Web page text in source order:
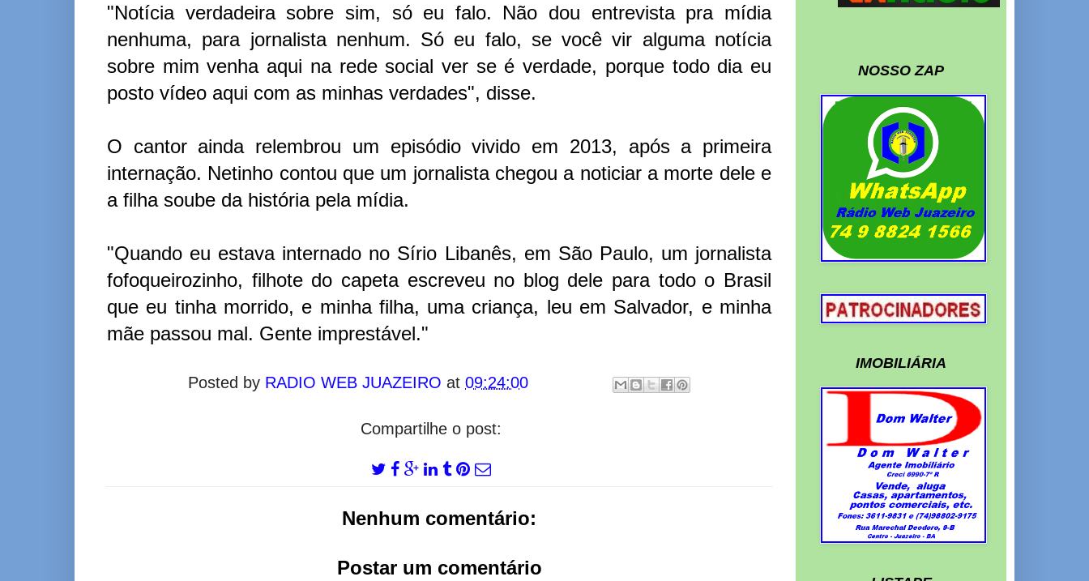
"Notícia verdadeira sobre sim, só eu falo. Não dou entrevista pra mídia
nenhuma, para jornalista nenhum. Só eu falo, se você vir alguma notícia
sobre mim venha aqui na rede social ver se é verdade, porque todo dia eu
posto vídeo aqui com as minhas verdades", disse.
O cantor ainda relembrou um episódio vivido em 2013, após a primeira
internação. Netinho contou que um jornalista chegou a noticiar a morte dele e
a filha soube da história pela mídia.
"Quando eu estava internado no Sírio Libanês, em São Paulo, um jornalista
fofoqueirozinho, filhote do capeta escreveu no blog dele para todo o Brasil
que eu tinha morrido, e minha filha, uma criança, leu em Salvador, e minha
mãe passou mal. Gente imprestável."
Posted by RADIO WEB JUAZEIRO at 09:24:00
Compartilhe o post:
Nenhum comentário:
Postar um comentário
NOSSO ZAP
IMOBILIÁRIA